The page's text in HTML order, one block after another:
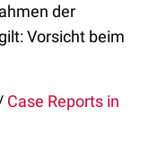
der
Vorsicht beim
Case Reports in